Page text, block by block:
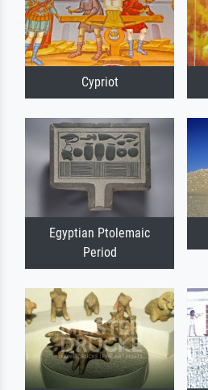
Cypriot
Egyptian Ptolemaic
Period